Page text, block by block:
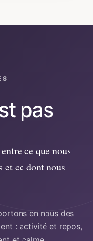
pas
ce que nous
et ce dont nous
en nous des
: activité et repos,